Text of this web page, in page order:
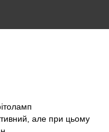
але при цьому